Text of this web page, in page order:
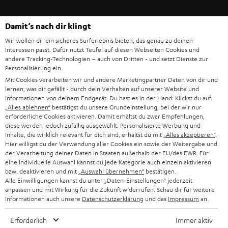
FANSHOP
NEUHEITEN
UNSERE WERTE
BILDUNGSRABATT
BARRIEREFREIHEIT
ITALIEN
USA
WEITERE LÄNDER
Technische Änderungen, Tippfehler und Irrtum vorbehalten. Das auf unseren
Fotos abgebildete Zubehör ist nicht im Lieferumfang enthalten. Etwaige
Entsorgungsgebühren für Batterien sind im Preis inbegriffen.
©2026 Lautsprecher Teufel GmbH - All rights reserved.
Impressum AGB Datenschutz Daten-Einstellungen
EU Data Act
Vertrag widerrufen
Damit‘s nach dir klingt
Wir wollen dir ein sicheres Surferlebnis bieten, das genau zu deinen
Interessen passt. Dafür nutzt Teufel auf diesen Webseiten Cookies und
andere Tracking-Technologien – auch von Dritten - und setzt Dienste zur
Personalisierung ein.
Mit Cookies verarbeiten wir und andere Marketingpartner Daten von dir und
lernen, was dir gefällt - durch dein Verhalten auf unserer Website und
Informationen von deinem Endgerät. Du hast es in der Hand: Klickst du auf
„Alles ablehnen“ bestätigst du unsere Grundeinstellung, bei der wir nur
erforderliche Cookies aktivieren. Damit erhältst du zwar Empfehlungen,
diese werden jedoch zufällig ausgewählt. Personalisierte Werbung und
Inhalte, die wirklich relevant für dich sind, erhältst du mit „Alles akzeptieren“.
Hier willigst du der Verwendung aller Cookies ein sowie der Weitergabe und
der Verarbeitung deiner Daten in Staaten außerhalb der EU/des EWR. Für
eine individuelle Auswahl kannst du jede Kategorie auch einzeln aktivieren
bzw. deaktivieren und mit „Auswahl übernehmen“ bestätigen.
Alle Einwilligungen kannst du unter „Daten-Einstellungen“ jederzeit
anpassen und mit Wirkung für die Zukunft widerrufen. Schau dir für weitere
Informationen auch unsere Datenschutzerklärung und das Impressum an.
Erforderlich Immer aktiv